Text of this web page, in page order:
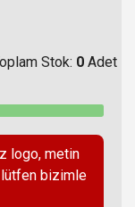
Stok: 0 Adet
logo, metin
bizimle